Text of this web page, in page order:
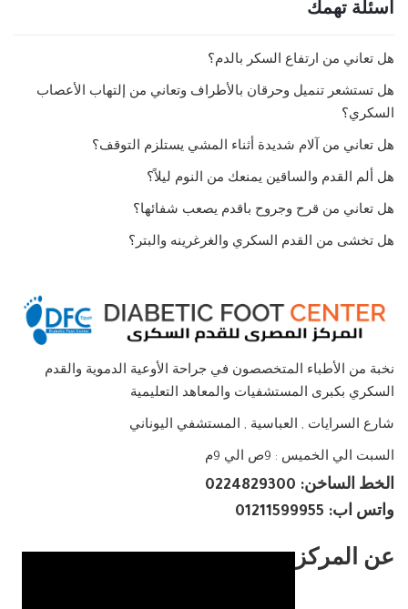
أسئلة تهمك
هل تعاني من ارتفاع السكر بالدم؟
هل تستشعر تنميل وحرقان بالأطراف وتعاني من إلتهاب الأعصاب
السكري؟
هل تعاني من آلام شديدة أثناء المشي يستلزم التوقف؟
هل ألم القدم والساقين يمنعك من النوم ليلاً؟
هل تعاني من قرح وجروح باقدم يصعب شفائها؟
هل تخشى من القدم السكري والغرغرينه والبتر؟
نخبة من الأطباء المتخصصون في جراحة الأوعية الدموية والقدم
السكري بكبرى المستشفيات والمعاهد التعليمية
شارع السرايات , العباسية , المستشفي اليوناني
السبت الي الخميس : 9ص الي 9م
الخط الساخن: 0224829300
واتس اب: 01211599955
عن المركز